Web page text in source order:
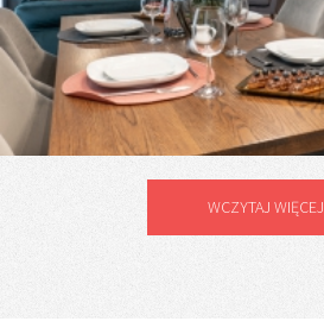
WCZYTAJ WIĘCEJ